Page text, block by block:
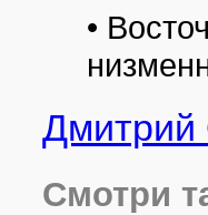
•
Смотри